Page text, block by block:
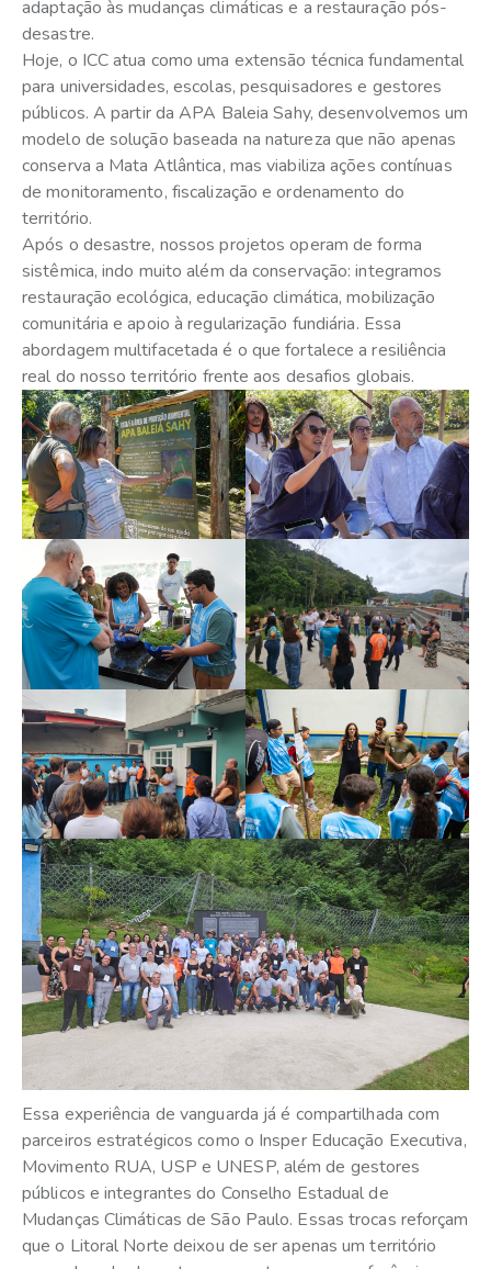
adaptação às mudanças climáticas e a restauração pós-
desastre.
Hoje, o ICC atua como uma extensão técnica fundamental
para universidades, escolas, pesquisadores e gestores
públicos. A partir da APA Baleia Sahy, desenvolvemos um
modelo de solução baseada na natureza que não apenas
conserva a Mata Atlântica, mas viabiliza ações contínuas
de monitoramento, fiscalização e ordenamento do
território.
Após o desastre, nossos projetos operam de forma
sistêmica, indo muito além da conservação: integramos
restauração ecológica, educação climática, mobilização
comunitária e apoio à regularização fundiária. Essa
abordagem multifacetada é o que fortalece a resiliência
real do nosso território frente aos desafios globais.
Essa experiência de vanguarda já é compartilhada com
parceiros estratégicos como o Insper Educação Executiva,
Movimento RUA, USP e UNESP, além de gestores
públicos e integrantes do Conselho Estadual de
Mudanças Climáticas de São Paulo. Essas trocas reforçam
que o Litoral Norte deixou de ser apenas um território